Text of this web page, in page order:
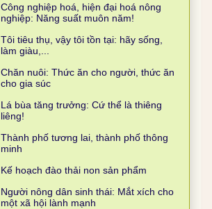
Công nghiệp hoá, hiện đại hoá nông
nghiệp: Năng suất muôn năm!
Tôi tiêu thụ, vậy tôi tồn tại: hãy sống,
làm giàu,...
Chăn nuôi: Thức ăn cho người, thức ăn
cho gia súc
Lá bùa tăng trưởng: Cứ thể là thiêng
liêng!
Thành phố tương lai, thành phố thông
minh
Kế hoạch đào thải non sản phẩm
Người nông dân sinh thái: Mắt xích cho
một xã hội lành mạnh